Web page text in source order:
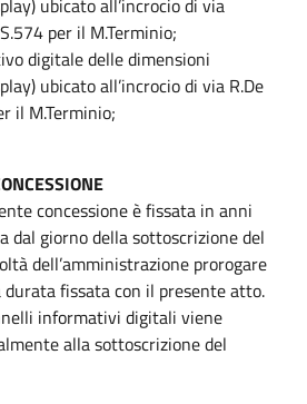
per il M.Terminio;
digitale delle dimensioni
ubicato all’incrocio di via R.De
il M.Terminio;
concessione è fissata in anni
dal giorno della sottoscrizione del
dell’amministrazione prorogare
durata fissata con il presente atto.
informativi digitali viene
alla sottoscrizione del